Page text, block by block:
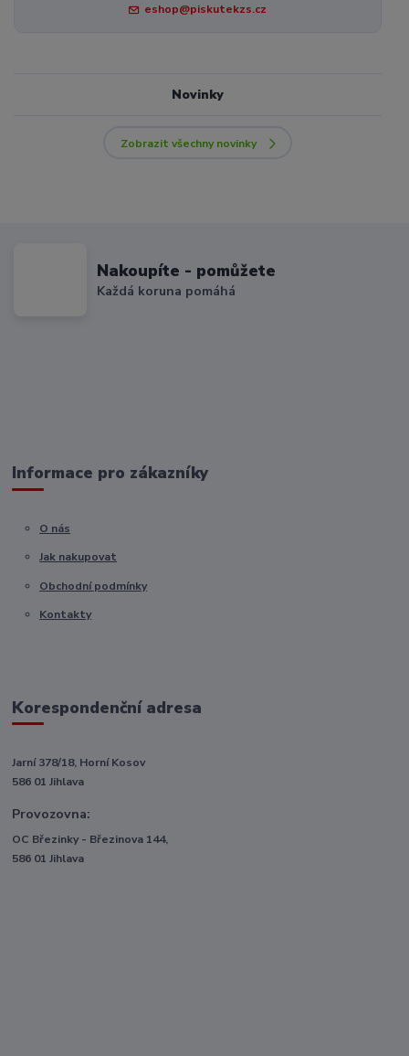
eshop@piskutekzs.cz
Novinky
Zobrazit všechny novinky
Nakoupíte - pomůžete
Každá koruna pomáhá
Informace pro zákazníky
O nás
Jak nakupovat
Obchodní podmínky
Kontakty
Korespondenční adresa
Jarní 378/18, Horní Kosov
586 01 Jihlava
Provozovna:
OC Březinky - Březinova 144,
586 01 Jihlava